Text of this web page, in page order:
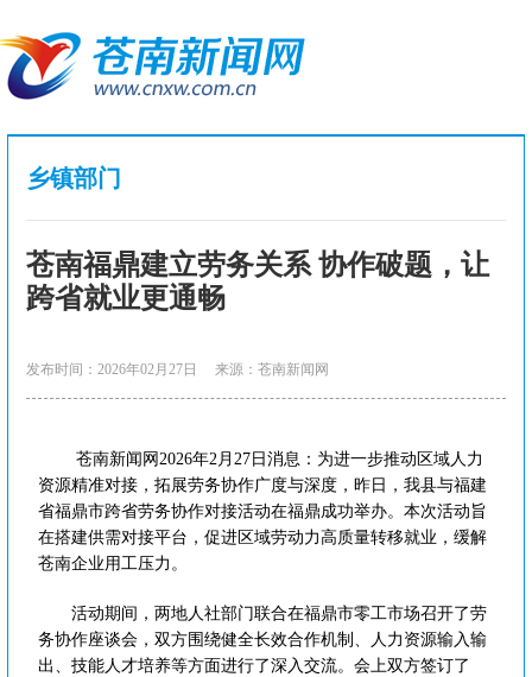
乡镇部门
苍南福鼎建立劳务关系 协作破题，让
跨省就业更通畅
发布时间：2026年02月27日 来源：苍南新闻网
苍南新闻网2026年2月27日消息：为进一步推动区域人力
资源精准对接，拓展劳务协作广度与深度，昨日，我县与福建
省福鼎市跨省劳务协作对接活动在福鼎成功举办。本次活动旨
在搭建供需对接平台，促进区域劳动力高质量转移就业，缓解
苍南企业用工压力。
活动期间，两地人社部门联合在福鼎市零工市场召开了劳
务协作座谈会，双方围绕健全长效合作机制、人力资源输入输
出、技能人才培养等方面进行了深入交流。会上双方签订了